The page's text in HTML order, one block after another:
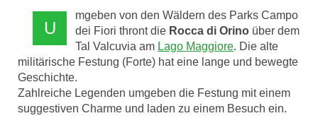
U
mgeben von den Wäldern des Parks Campo
dei Fiori thront die Rocca di Orino über dem
Tal Valcuvia am Lago Maggiore. Die alte
militärische Festung (Forte) hat eine lange und bewegte
Geschichte.
Zahlreiche Legenden umgeben die Festung mit einem
suggestiven Charme und laden zu einem Besuch ein.